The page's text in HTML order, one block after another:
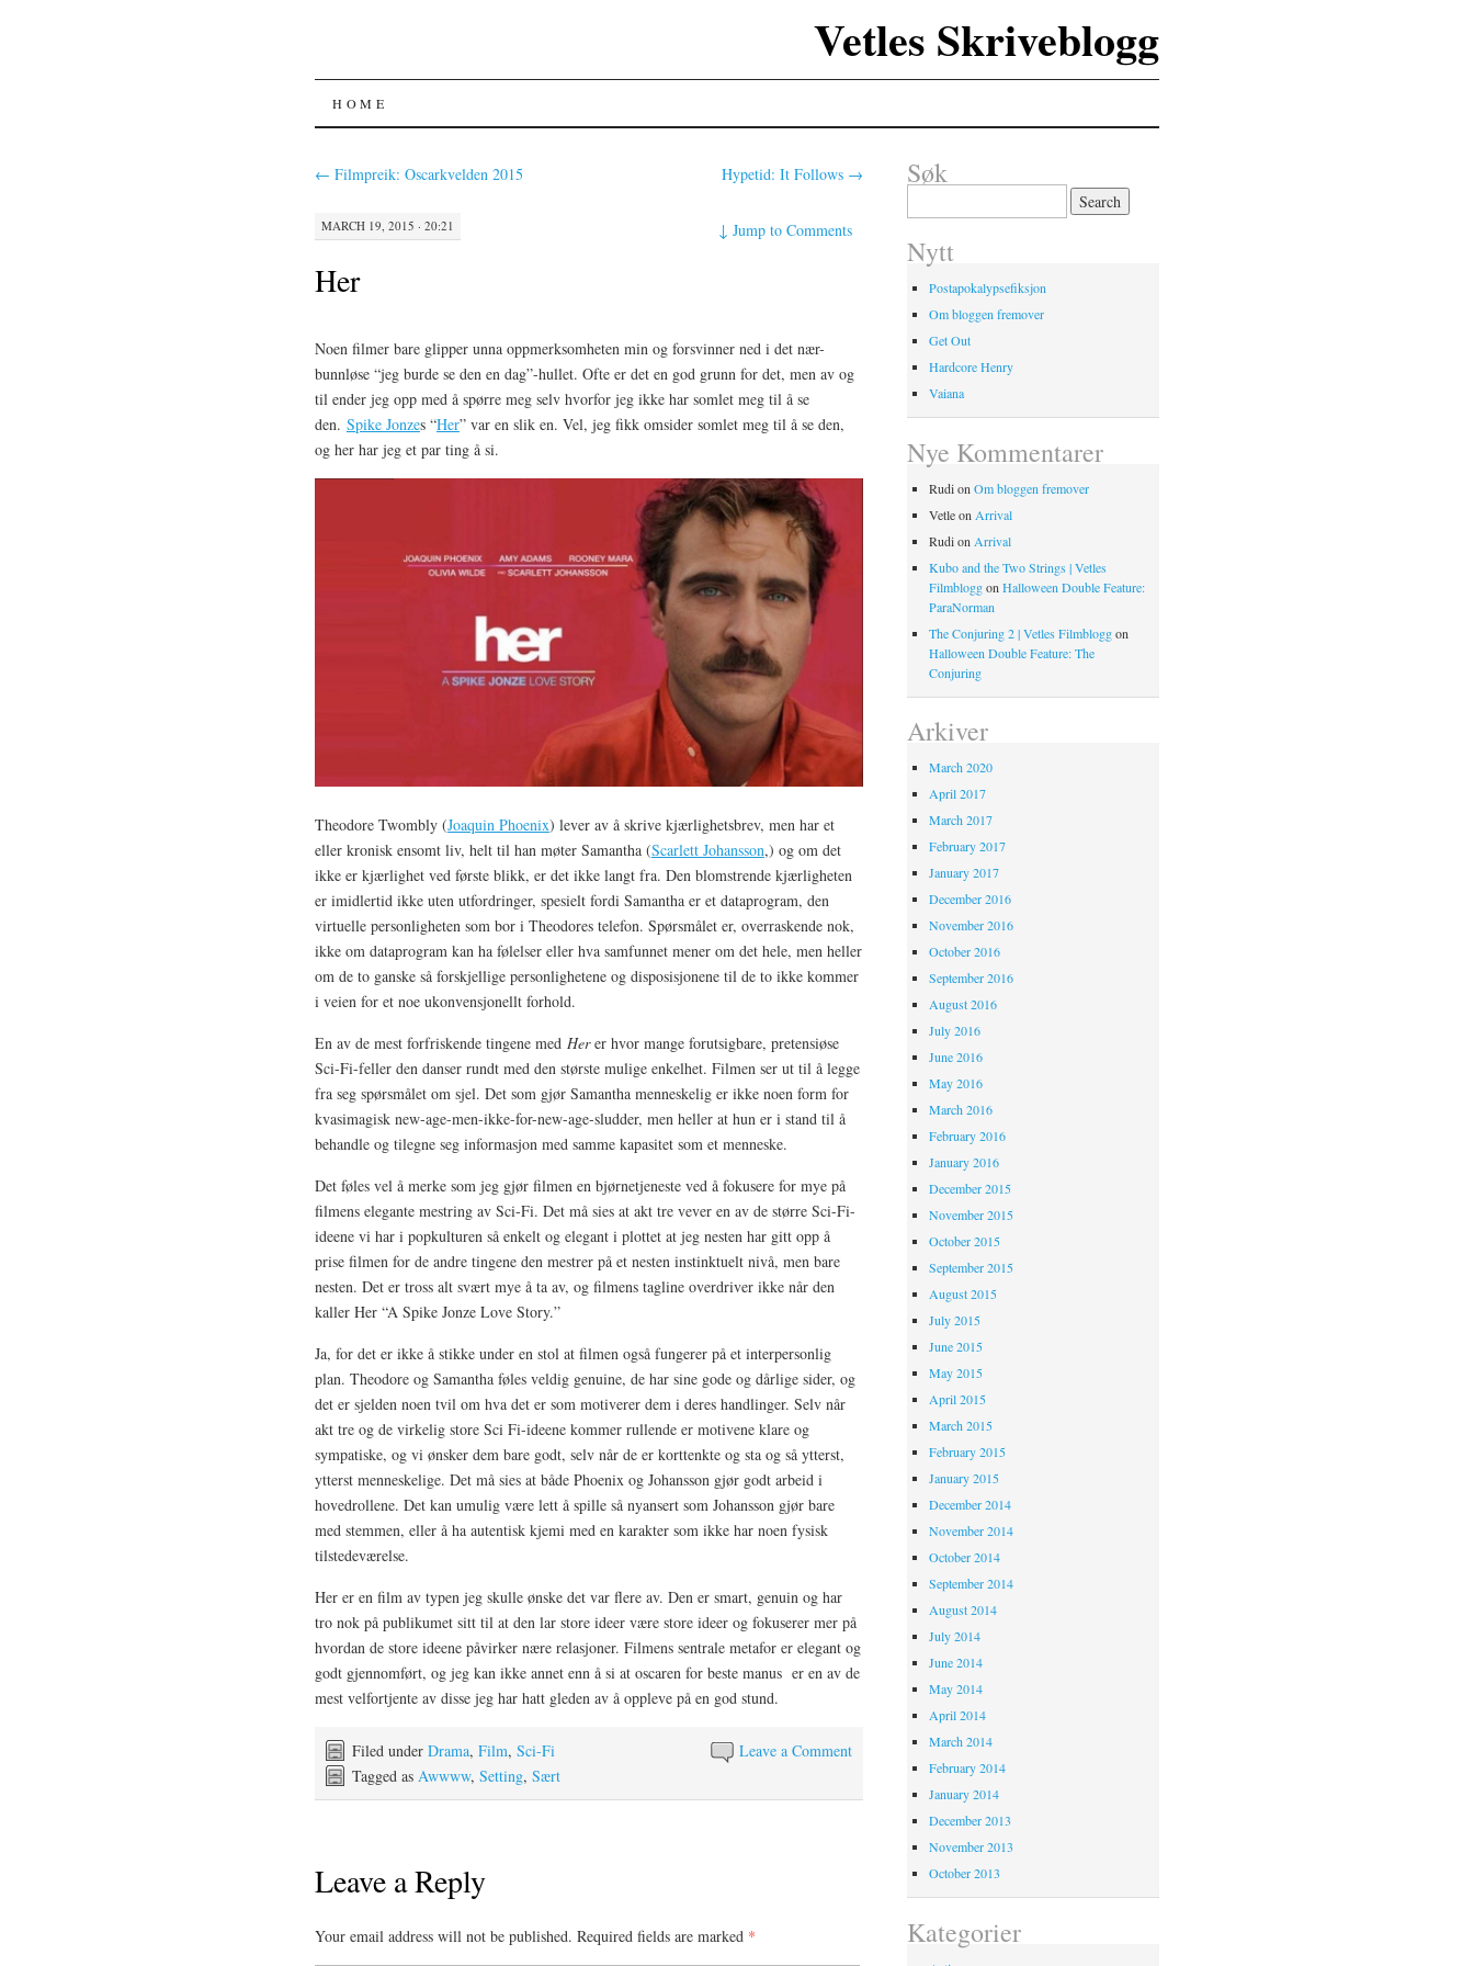
Vetles Skriveblogg
SKIP
HOME
← Filmpreik: Oscarkvelden 2015 Hypetid: It Follows →
MARCH 19, 2015 · 20:21 ↓Jump to Comments
Her
Noen filmer bare glipper unna oppmerksomheten min og forsvinner ned i det nær-
bunnløse “jeg burde se den en dag”-hullet. Ofte er det en god grunn for det, men av og
til ender jeg opp med å spørre meg selv hvorfor jeg ikke har somlet meg til å se
den. Spike Jonzes “Her” var en slik en. Vel, jeg fikk omsider somlet meg til å se den,
og her har jeg et par ting å si.
Theodore Twombly (Joaquin Phoenix) lever av å skrive kjærlighetsbrev, men har et
eller kronisk ensomt liv, helt til han møter Samantha (Scarlett Johansson,) og om det
ikke er kjærlighet ved første blikk, er det ikke langt fra. Den blomstrende kjærligheten
er imidlertid ikke uten utfordringer, spesielt fordi Samantha er et dataprogram, den
virtuelle personligheten som bor i Theodores telefon. Spørsmålet er, overraskende nok,
ikke om dataprogram kan ha følelser eller hva samfunnet mener om det hele, men heller
om de to ganske så forskjellige personlighetene og disposisjonene til de to ikke kommer
i veien for et noe ukonvensjonellt forhold.
En av de mest forfriskende tingene med Herer hvor mange forutsigbare, pretensiøse
Sci-Fi-feller den danser rundt med den største mulige enkelhet. Filmen ser ut til å legge
fra seg spørsmålet om sjel. Det som gjør Samantha menneskelig er ikke noen form for
kvasimagisk new-age-men-ikke-for-new-age-sludder, men heller at hun er i stand til å
behandle og tilegne seg informasjon med samme kapasitet som et menneske.
Det føles vel å merke som jeg gjør filmen en bjørnetjeneste ved å fokusere for mye på
filmens elegante mestring av Sci-Fi. Det må sies at akt tre vever en av de større Sci-Fi-
ideene vi har i popkulturen så enkelt og elegant i plottet at jeg nesten har gitt opp å
prise filmen for de andre tingene den mestrer på et nesten instinktuelt nivå, men bare
nesten. Det er tross alt svært mye å ta av, og filmens tagline overdriver ikke når den
kaller Her “A Spike Jonze Love Story.”
Ja, for det er ikke å stikke under en stol at filmen også fungerer på et interpersonlig
plan. Theodore og Samantha føles veldig genuine, de har sine gode og dårlige sider, og
det er sjelden noen tvil om hva det er som motiverer dem i deres handlinger. Selv når
akt tre og de virkelig store Sci Fi-ideene kommer rullende er motivene klare og
sympatiske, og vi ønsker dem bare godt, selv når de er korttenkte og sta og så ytterst,
ytterst menneskelige. Det må sies at både Phoenix og Johansson gjør godt arbeid i
hovedrollene. Det kan umulig være lett å spille så nyansert som Johansson gjør bare
med stemmen, eller å ha autentisk kjemi med en karakter som ikke har noen fysisk
tilstedeværelse.
Her er en film av typen jeg skulle ønske det var flere av. Den er smart, genuin og har
tro nok på publikumet sitt til at den lar store ideer være store ideer og fokuserer mer på
hvordan de store ideene påvirker nære relasjoner. Filmens sentrale metafor er elegant og
godt gjennomført, og jeg kan ikke annet enn å si at oscaren for beste manus er en av de
mest velfortjente av disse jeg har hatt gleden av å oppleve på en god stund.
Leave a Comment
Filed under Drama, Film, Sci-Fi
Tagged as Awwww, Setting, Sært
Leave a Reply
Your email address will not be published. Required fields are marked *
Søk
Nytt
Postapokalypsefiksjon
Om bloggen fremover
Get Out
Hardcore Henry
Vaiana
Nye Kommentarer
RudionOm bloggen fremover
Vetleon Arrival
Rudion Arrival
Kubo and the Two Strings | Vetles
FilmbloggonHalloween Double Feature:
ParaNorman
The Conjuring 2 | Vetles Filmbloggon
Halloween Double Feature: The
Conjuring
Arkiver
March 2020
April 2017
March 2017
February 2017
January 2017
December 2016
November 2016
October 2016
September 2016
August 2016
July 2016
June 2016
May 2016
March 2016
February 2016
January 2016
December 2015
November 2015
October 2015
September 2015
August 2015
July 2015
June 2015
May 2015
April 2015
March 2015
February 2015
January 2015
December 2014
November 2014
October 2014
September 2014
August 2014
July 2014
June 2014
May 2014
April 2014
March 2014
February 2014
January 2014
December 2013
November 2013
October 2013
Kategorier